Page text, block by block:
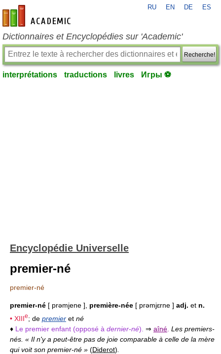
fr-academic.com
RU EN DE ES
Dictionnaires et Encyclopédies sur 'Academic'
Recherche!
interprétations traductions livres Игры ⚽
Encyclopédie Universelle
premier-né
premier-né
premier-né [ prəmjene ], première-née [ prəmjɛrne ] adj. et n.
• XIIIe; de premier et né
♦ Le premier enfant (opposé à dernier-né) ⇒ aîné Les premiers-
nés. « Il n'y a peut-être pas de joie comparable à celle de la mère
qui voit son premier-né » (Diderot)